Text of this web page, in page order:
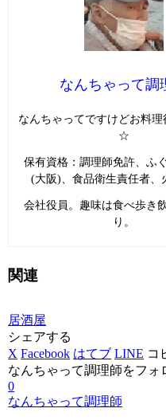
なんちゃって調
なんちゃってですけどお料理
☆
保有資格：調理師免許、ふ
(大阪)、食品衛生責任者、
会社役員。趣味は食べ歩き
り。
関連
居酒屋
シェアする
X Facebook はてブ LINE コ
なんちゃって調理師をフォ
0
なんちゃって調理師